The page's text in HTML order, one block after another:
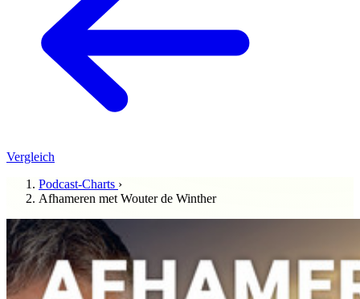
Vergleich
Podcast-Charts ›
Afhameren met Wouter de Winther